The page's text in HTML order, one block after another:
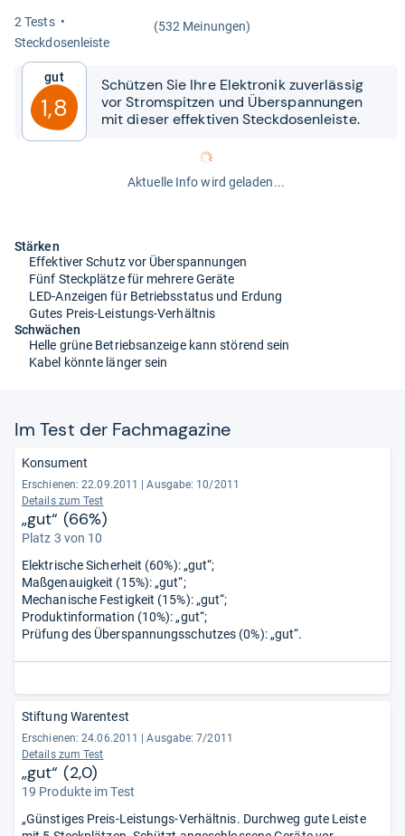
2 Tests
(532 Meinungen)
Steck­do­sen­leiste
Gut
1,8
Schüt­zen Sie Ihre Elek­tro­nik zuver­läs­sig
vor Strom­spit­zen und Über­span­nun­gen
mit die­ser effek­ti­ven Steck­do­sen­leiste.
Aktuelle Info wird geladen...
Stärken
Effektiver Schutz vor Überspannungen
Fünf Steckplätze für mehrere Geräte
LED-Anzeigen für Betriebsstatus und Erdung
Gutes Preis-Leistungs-Verhältnis
Schwächen
Helle grüne Betriebsanzeige kann störend sein
Kabel könnte länger sein
Im Test der Fach­ma­ga­zine
Konsument
Erschienen: 22.09.2011
Ausgabe: 10/2011
Details zum Test
„gut“ (66%)
Platz 3 von 10
Elektrische Sicherheit (60%): „gut“;
Maßgenauigkeit (15%): „gut“;
Mechanische Festigkeit (15%): „gut“;
Produktinformation (10%): „gut“;
Prüfung des Überspannungsschutzes (0%): „gut“.
Stiftung Warentest
Erschienen: 24.06.2011
Ausgabe: 7/2011
Details zum Test
„gut“ (2,0)
19 Produkte im Test
„Günstiges Preis-Leistungs-Verhältnis. Durchweg gute Leiste